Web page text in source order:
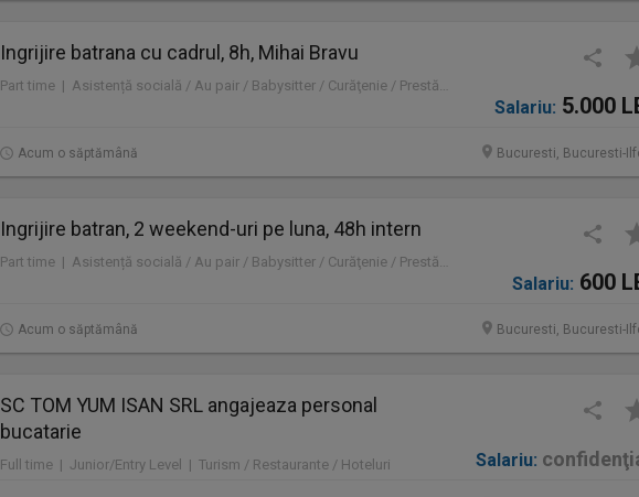
Ingrijire batrana cu cadrul, 8h, Mihai Bravu
Part time | Asistență socială / Au pair / Babysitter / Curăţenie / Prestări servicii
Salariu: 5.000
Acum o săptămână Bucuresti, Bucuresti-
Ingrijire batran, 2 weekend-uri pe luna, 48h intern
Part time | Asistență socială / Au pair / Babysitter / Curăţenie / Prestări servicii
Salariu: 600
Acum o săptămână Bucuresti, Bucuresti-
SC TOM YUM ISAN SRL angajeaza personal
bucatarie
Full time | Junior/Entry Level | Turism / Restaurante / Hoteluri Salariu: